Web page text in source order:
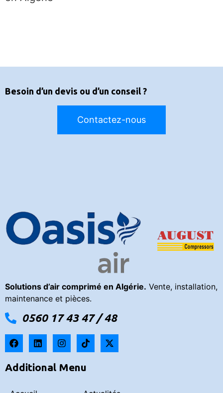
Besoin d’un devis ou d’un conseil ?
Contactez-nous
Solutions d’air comprimé en Algérie. Vente, installation,
maintenance et pièces.
0560 17 43 47 / 48
Additional Menu